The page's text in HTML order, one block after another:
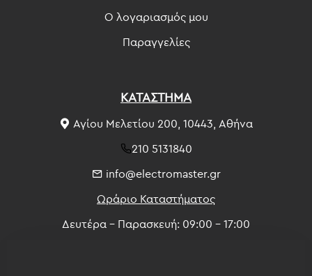
Ο λογαριασμός μου
Παραγγελίες
ΚΑΤΑΣΤΗΜΑ
Αγίου Μελετίου 200, 10443, Αθήνα
210 5131840
info@electromaster.gr
Ωράριο Καταστήματος
Δευτέρα - Παρασκευή: 09:00 - 17:00